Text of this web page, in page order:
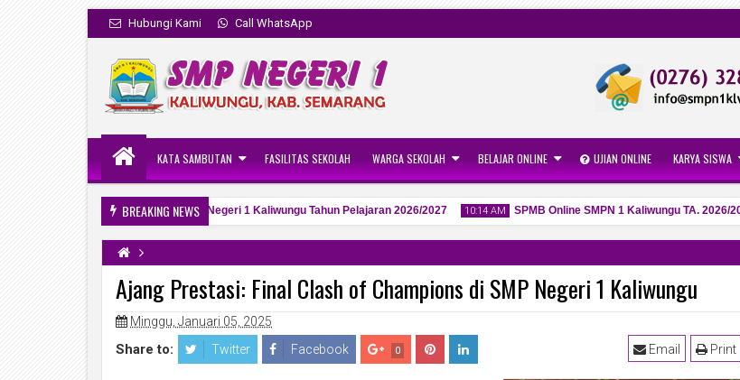
Hubungi Kami Call WhatsApp
KATA SAMBUTAN FASILITAS SEKOLAH WARGA SEKOLAH BELAJAR ONLINE UJIAN ONLINE KARYA SISWA
BREAKING NEWS
Murid Baru (SPMB) Daring SMP Negeri 1 Kaliwungu Tahun Pelajaran 2026/2027 10:14 AM
06
SPMB Online SMPN 1 Kaliwungu TA. 2026/2027
Ajang Prestasi: Final Clash of Champions di SMP Negeri 1 Kaliwungu
Minggu, Januari 05, 2025
Share to: Twitter Facebook 0 Print
Email